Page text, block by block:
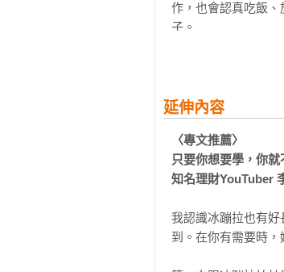
4-5   別讓生活只剩
5-3   懂得吵架，才懂
5-5   劃一條漂亮的
Chapter 6        我的
6-2   時間不是拿來
6-3   真正的「富貴
作，也會認真吃飯
子。
這份「拉拉式鬆弛感
在買房之後，她對
去選擇、去生活。
是在追求某種標準的
有一種幸福，是身
規劃未來，也能浪
延伸內容
〈專文推薦〉
只要你想要學，你
知名理財YouTuber
我認識冰蹦拉也有
到。在你有需要時